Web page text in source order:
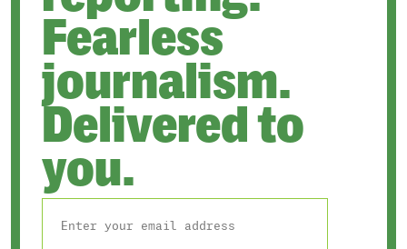
Fearless
journalism.
Delivered to
you.